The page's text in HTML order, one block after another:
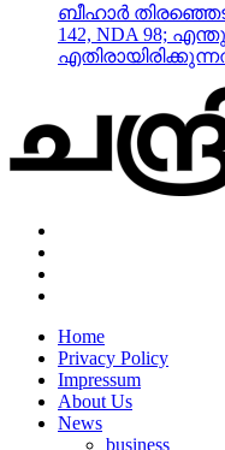
ബീഹാർ
142, NDA 98;
Home
Privacy Policy
Impressum
About Us
News
business